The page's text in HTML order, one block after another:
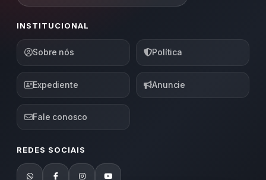
INSTITUCIONAL
Sobre nós Política
Expediente Anuncie
Fale conosco
REDES SOCIAIS